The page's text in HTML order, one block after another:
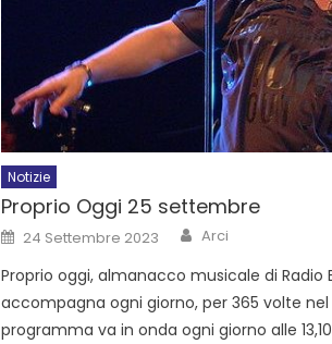
Notizie
Proprio Oggi 25 settembre
24 Settembre 2023 Arci
Proprio oggi, almanacco musicale di Radio
accompagna ogni giorno, per 365 volte nel
programma va in onda ogni giorno alle